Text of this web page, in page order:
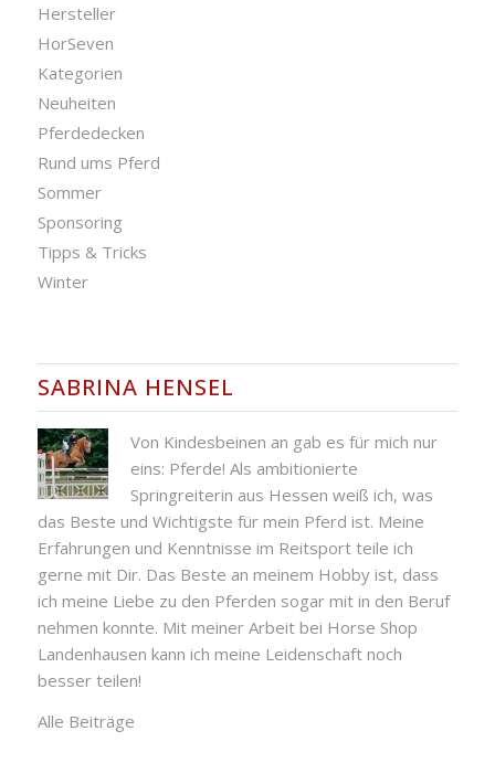
Hersteller
HorSeven
Kategorien
Neuheiten
Pferdedecken
Rund ums Pferd
Sommer
Sponsoring
Tipps & Tricks
Winter
SABRINA HENSEL
Von Kindesbeinen an gab es für mich nur
eins: Pferde! Als ambitionierte
Springreiterin aus Hessen weiß ich, was
das Beste und Wichtigste für mein Pferd ist. Meine
Erfahrungen und Kenntnisse im Reitsport teile ich
gerne mit Dir. Das Beste an meinem Hobby ist, dass
ich meine Liebe zu den Pferden sogar mit in den Beruf
nehmen konnte. Mit meiner Arbeit bei Horse Shop
Landenhausen kann ich meine Leidenschaft noch
besser teilen!
Alle Beiträge